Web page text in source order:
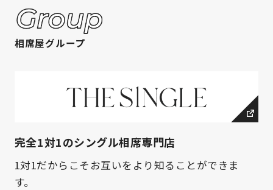
相席屋グループ
完全1対1のシングル相席専門店
1対1だからこそお互いをより知ることができま
す。